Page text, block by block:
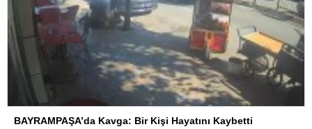
BAYRAMPAŞA’da Kavga: Bir Kişi Hayatını Kaybetti